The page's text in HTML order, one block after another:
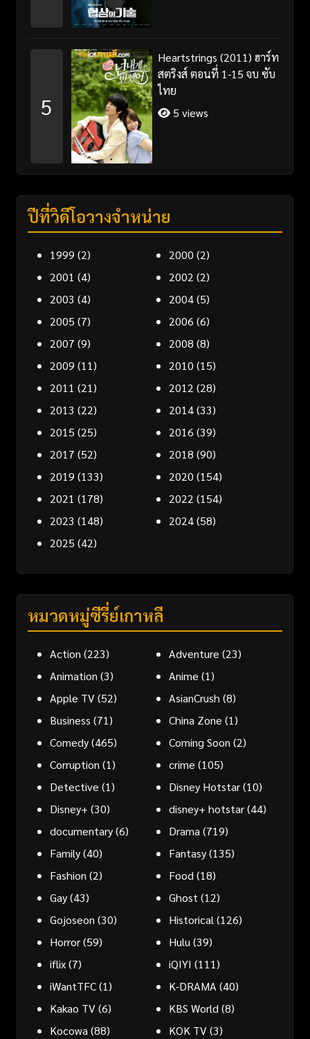
5
Heartstrings (2011) ฮาร์ท
สตริงส์ ตอนที่ 1-15 จบ ซับ
ไทย
5 views
ปีที่วิดีโอวางจำหน่าย
1999 (2) 2000 (2)
2001 (4) 2002 (2)
2003 (4) 2004(5)
2005 (7) 2006 (6)
2007 (9) 2008 (8)
2009 (11) 2010 (15)
2011 (21) 2012 (28)
2013 (22) 2014(33)
2015 (25) 2016 (39)
2017 (52) 2018 (90)
2019 (133) 2020 (154)
2021 (178) 2022 (154)
2023 (148) 2024(58)
2025 (42)
หมวดหมู่ซีรี่ย์เกาหลี
Action (223) Adventure (23)
Animation (3) Anime (1)
Apple TV(52) AsianCrush (8)
Business (71) China Zone (1)
Comedy(465) Coming Soon (2)
Corruption (1) crime (105)
Detective (1) Disney Hotstar(10)
Disney+ (30) disney+ hotstar(44)
documentary(6) Drama (719)
Family(40) Fantasy(135)
Fashion (2) Food (18)
Gay(43) Ghost (12)
Gojoseon (30) Historical (126)
Horror(59) Hulu (39)
iflix(7) iQIYI (111)
iWantTFC(1) K-DRAMA (40)
Kakao TV(6) KBS World (8)
Kocowa (88) KOK TV(3)